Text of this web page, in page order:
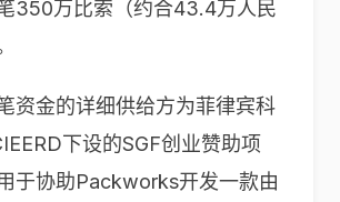
350万比索（约合43.4万人民
资金的详细供给方为菲律宾科
下设的SGF创业赞助项
于协助Packworks开发一款由